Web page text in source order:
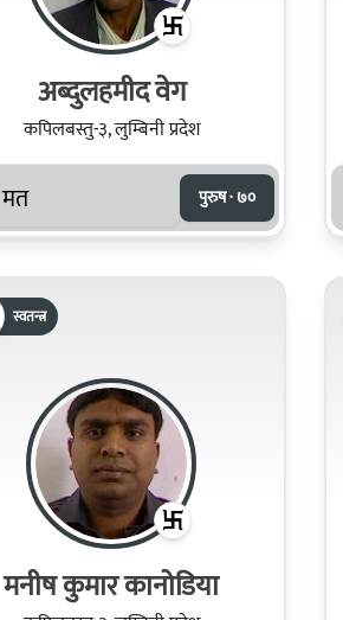
अब्दुलहमीद वेग
कपिलबस्तु-३, लुम्बिनी प्रदेश
मत पुरुष · ७०
स्वतन्त्र
मनीष कुमार कानोडिया